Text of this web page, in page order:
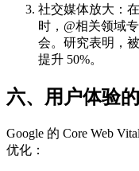
社交媒体放大：
时，@相关领域
会。研究表明，
提升 50%。
六、用户体验
Google 的 Core Web
优化：